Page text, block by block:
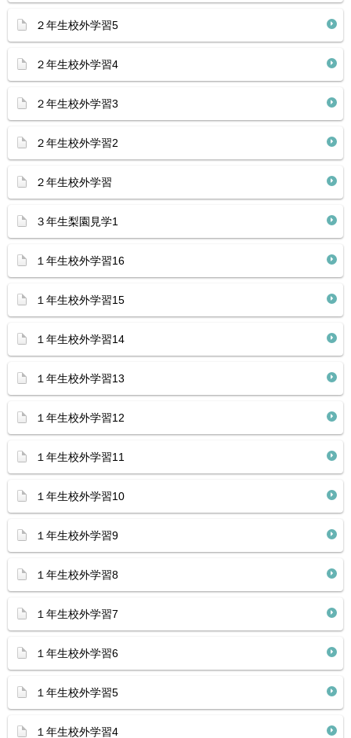
２年生校外学習5
２年生校外学習4
２年生校外学習3
２年生校外学習2
２年生校外学習
３年生梨園見学1
１年生校外学習16
１年生校外学習15
１年生校外学習14
１年生校外学習13
１年生校外学習12
１年生校外学習11
１年生校外学習10
１年生校外学習9
１年生校外学習8
１年生校外学習7
１年生校外学習6
１年生校外学習5
１年生校外学習4